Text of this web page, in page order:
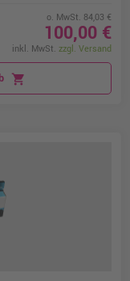
o. MwSt. 84,03 €
100,00 €
inkl. MwSt. zzgl. Versand
shopping_cart